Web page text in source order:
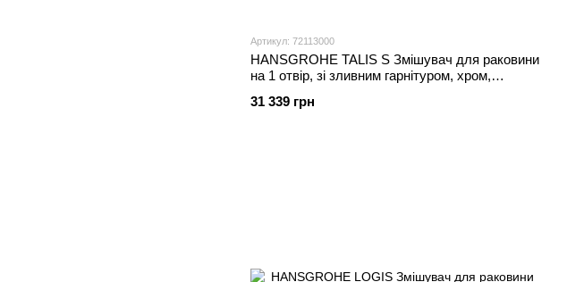
Артикул: 72113000
HANSGROHE TALIS S Змішувач для раковини
на 1 отвiр, зі зливним гарнітуром, хром,
31 339 грн